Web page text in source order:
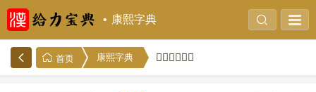
康熙字典
首页 康熙字典 𩔅的康熙字典